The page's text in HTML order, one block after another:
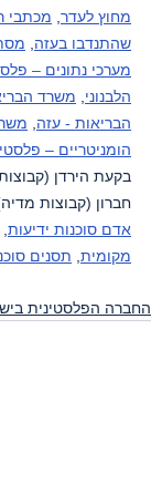
מחוץ לעדר מכתבי
שהתנדבו בעזה
מערכי נתונים –
הלבנוני
משרד
הבריאות - עזה
הומניטריים –
בקעת הירדן
חברון (קבוצות
אדם סוכנות ידיעות
מקומית תסנים
החברה הפלסטינית